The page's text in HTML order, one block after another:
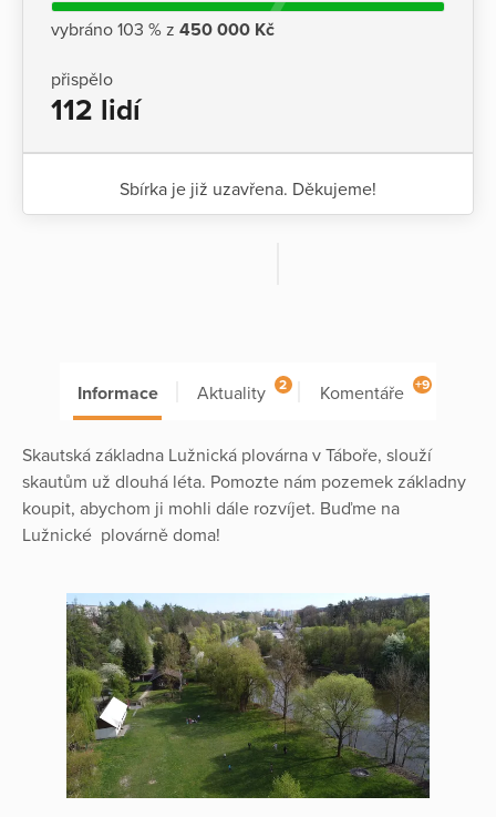
vybráno 103 % z 450 000 Kč
přispělo
112 lidí
Sbírka je již uzavřena. Děkujeme!
Informace Aktuality 2 Komentáře +9
Skautská základna Lužnická plovárna v Táboře, slouží
skautům už dlouhá léta. Pomozte nám pozemek základny
koupit, abychom ji mohli dále rozvíjet. Buďme na
Lužnické plovárně doma!